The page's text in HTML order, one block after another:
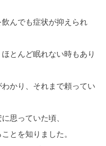
んでも症状が抑えられ
とんど眠れない時もあり
かり、それまで頼ってい
思っていた頃、
とを知りました。